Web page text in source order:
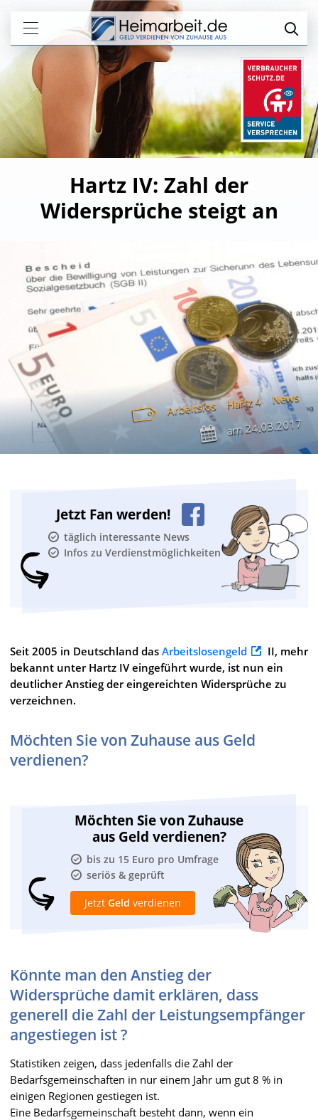
Hartz IV: Zahl der
Widersprüche steigt an
Arbeitslos Hartz 4 News
am24.03.2017
Jetzt Fan werden!
täglich interessante News
Infos zu Verdienstmöglichkeiten
Seit 2005 in Deutschland das Arbeitslosengeld
II, mehr
bekannt unter Hartz IV eingeführt wurde, ist nun ein
deutlicher Anstieg der eingereichten Widersprüche zu
verzeichnen.
Möchten Sie von Zuhause aus Geld
verdienen?
Möchten Sie von Zuhause
aus Geld verdienen?
bis zu 15 Euro pro Umfrage
seriös & geprüft
Jetzt Geld verdienen
Könnte man den Anstieg der
Widersprüche damit erklären, dass
generell die Zahl der Leistungsempfänger
angestiegen ist ?
Statistiken zeigen, dass jedenfalls die Zahl der
Bedarfsgemeinschaften in nur einem Jahr um gut 8 % in
einigen Regionen gestiegen ist.
Eine Bedarfsgemeinschaft besteht dann, wenn ein